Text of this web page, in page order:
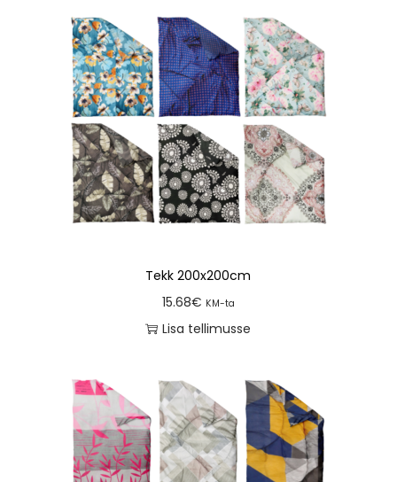
Tekk 200x200cm
15.68€ KM-ta
Lisa tellimusse